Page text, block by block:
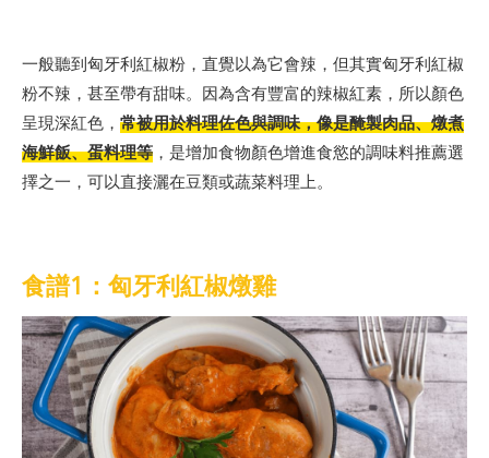
一般聽到匈牙利紅椒粉，直覺以為它會辣，但其實匈牙利紅椒
粉不辣，甚至帶有甜味。因為含有豐富的辣椒紅素，所以顏色
呈現深紅色， 常被用於料理佐色與調味，像是醃製肉品、燉煮
海鮮飯、蛋料理等 ，是增加食物顏色增進食慾的調味料推薦選
擇之一，可以直接灑在豆類或蔬菜料理上。
食譜1：匈牙利紅椒燉雞